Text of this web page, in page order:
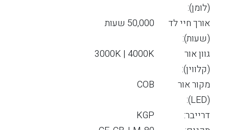
(לומן):
אורך חיי לד
(שעות):
50,000 שעות
גוון אור
(קלווין):
3000K | 4000K
מקור אור
(LED):
COB
דרייבר:
KGP